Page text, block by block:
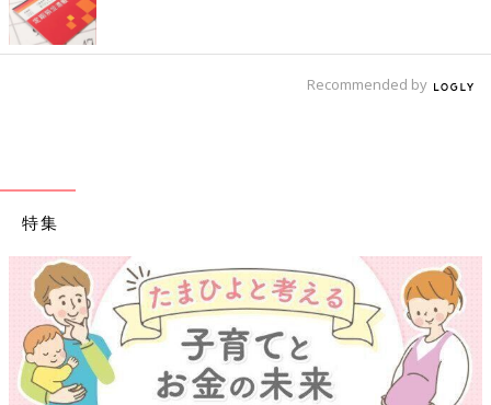
Recommended by
特集
【ワクチン接種できるものも】妊婦の感染症対策、知っておいて！